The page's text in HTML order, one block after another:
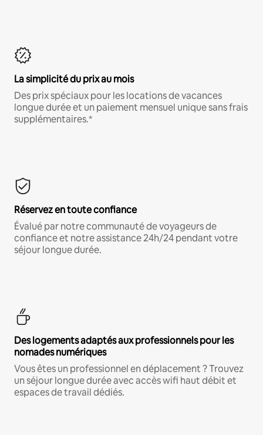
La simplicité du prix au mois
Des prix spéciaux pour les locations de vacances
longue durée et un paiement mensuel unique sans frais
supplémentaires.*
Réservez en toute confiance
Évalué par notre communauté de voyageurs de
confiance et notre assistance 24h/24 pendant votre
séjour longue durée.
Des logements adaptés aux professionnels pour les
nomades numériques
Vous êtes un professionnel en déplacement ? Trouvez
un séjour longue durée avec accès wifi haut débit et
espaces de travail dédiés.